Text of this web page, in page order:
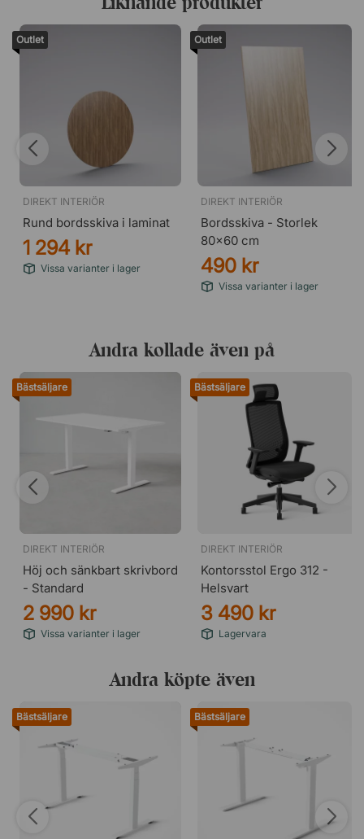
Outlet
DIREKT INTERIÖR
Rund bordsskiva i laminat
1 294 kr
Vissa varianter i lager
Outlet
DIREKT INTERIÖR
Bordsskiva - Storlek
80x60 cm
490 kr
Vissa varianter i lager
Andra kollade även på
Bästsäljare
DIREKT INTERIÖR
Höj och sänkbart skrivbord
- Standard
2 990 kr
Vissa varianter i lager
Bästsäljare
DIREKT INTERIÖR
Kontorsstol Ergo 312 -
Helsvart
3 490 kr
Lagervara
Andra köpte även
Bästsäljare Bästsäljare